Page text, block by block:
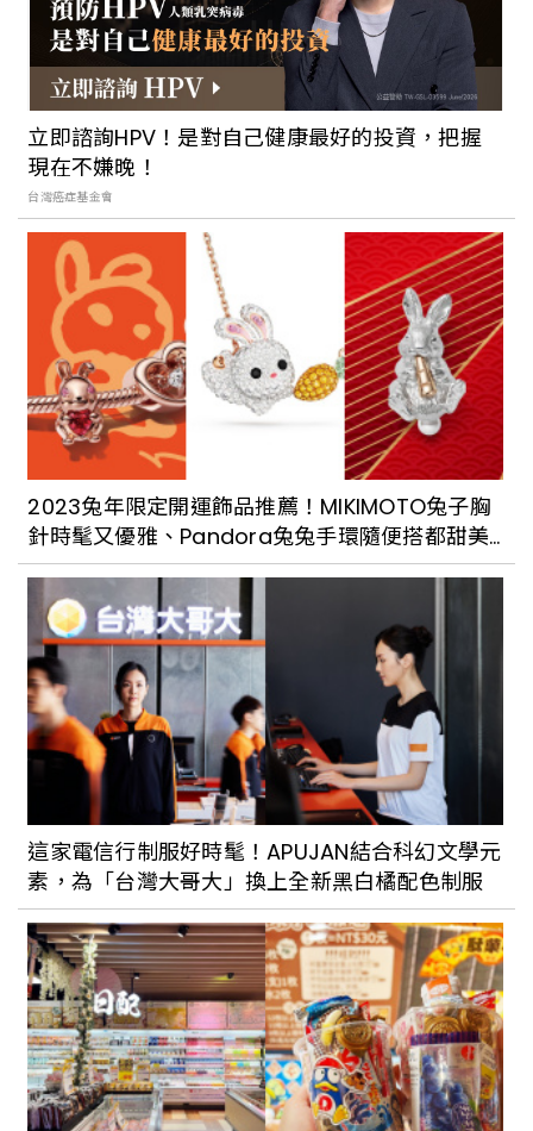
藍眼淚季節到來！到馬祖莒光享受歲月靜
好，過上羨煞旁人的離離離島隱居生活
糊、𧋘餅、老酒麵線⋯⋯這些限定美食你吃
過嗎？
立即諮詢HPV！是對自己健康最好的投資，把握
現在不嫌晚！
台灣癌症基金會
2023兔年限定開運飾品推薦！MIKIMOTO兔子胸
針時髦又優雅、Pandora兔兔手環隨便搭都甜美
可愛
這家電信行制服好時髦！APUJAN結合科幻文學元
素，為「台灣大哥大」換上全新黑白橘配色制服